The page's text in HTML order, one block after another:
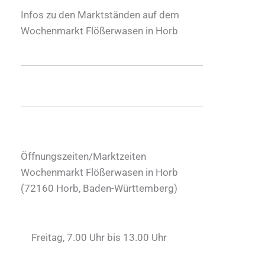
Infos zu den Marktständen auf dem
Wochenmarkt Flößerwasen in Horb
Öffnungszeiten/Marktzeiten
Wochenmarkt Flößerwasen in Horb
(72160 Horb, Baden-Württemberg)
Freitag, 7.00 Uhr bis 13.00 Uhr